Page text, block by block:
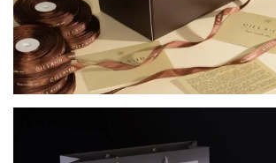
ONE BY ONE